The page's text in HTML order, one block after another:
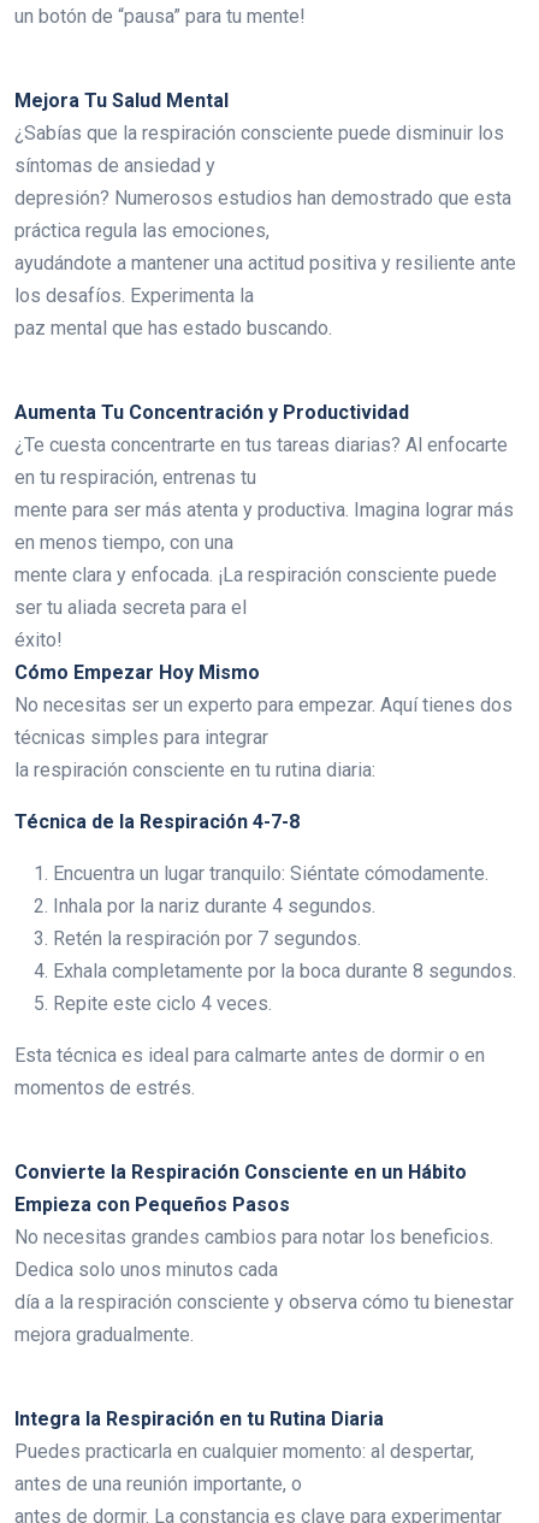
un botón de “pausa” para tu mente!
Mejora Tu Salud Mental
¿Sabías que la respiración consciente puede disminuir los
síntomas de ansiedad y
depresión? Numerosos estudios han demostrado que esta
práctica regula las emociones,
ayudándote a mantener una actitud positiva y resiliente ante
los desafíos. Experimenta la
paz mental que has estado buscando.
Aumenta Tu Concentración y Productividad
¿Te cuesta concentrarte en tus tareas diarias? Al enfocarte
en tu respiración, entrenas tu
mente para ser más atenta y productiva. Imagina lograr más
en menos tiempo, con una
mente clara y enfocada. ¡La respiración consciente puede
ser tu aliada secreta para el
éxito!
Cómo Empezar Hoy Mismo
No necesitas ser un experto para empezar. Aquí tienes dos
técnicas simples para integrar
la respiración consciente en tu rutina diaria:
Técnica de la Respiración 4-7-8
Encuentra un lugar tranquilo: Siéntate cómodamente.
Inhala por la nariz durante 4 segundos.
Retén la respiración por 7 segundos.
Exhala completamente por la boca durante 8 segundos.
Repite este ciclo 4 veces.
Esta técnica es ideal para calmarte antes de dormir o en
momentos de estrés.
Convierte la Respiración Consciente en un Hábito
Empieza con Pequeños Pasos
No necesitas grandes cambios para notar los beneficios.
Dedica solo unos minutos cada
día a la respiración consciente y observa cómo tu bienestar
mejora gradualmente.
Integra la Respiración en tu Rutina Diaria
Puedes practicarla en cualquier momento: al despertar,
antes de una reunión importante, o
antes de dormir. La constancia es clave para experimentar